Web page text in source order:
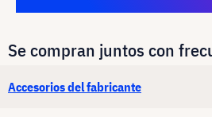
Se compran juntos con
Accesorios del fabricante